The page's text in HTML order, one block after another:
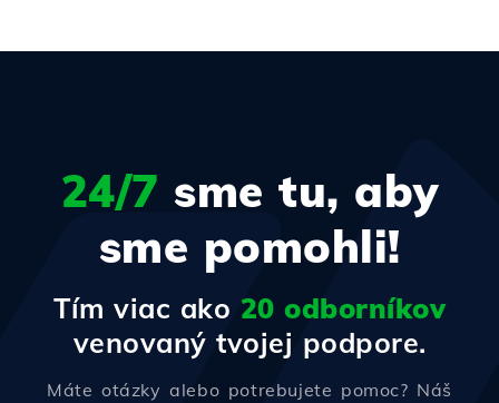
24/7 sme tu, aby
sme pomohli!
Tím viac ako 20 odborníkov
venovaný tvojej podpore.
Máte otázky alebo potrebujete pomoc? Náš